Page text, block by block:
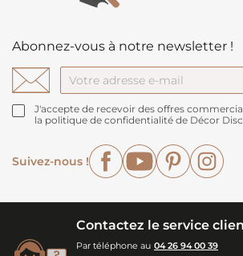
Abonnez-vous à notre newsletter !
J'accepte de recevoir des offres
la politique de confidentialité de Décor
Suivez-nous !
FacebookYouTubePinterest
Contactez le service
Par téléphone au 04 26 94 00 39